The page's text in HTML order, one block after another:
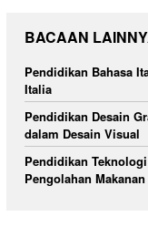
BACAAN
Pendidikan Bahasa
Italia
Pendidikan Desain
dalam Desain Visual
Pendidikan
Pengolahan